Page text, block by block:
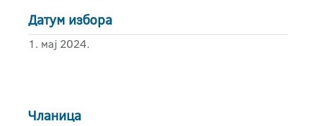
Датум избора
1. мај 2024.
Чланица